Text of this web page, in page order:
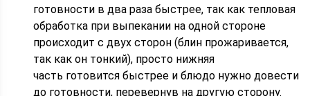
готовности в два раза быстрее, так как тепловая
обработка при выпекании на одной стороне
происходит с двух сторон (блин прожаривается,
так как он тонкий), просто нижняя
часть готовится быстрее и блюдо нужно довести
до готовности, перевернув на другую сторону.